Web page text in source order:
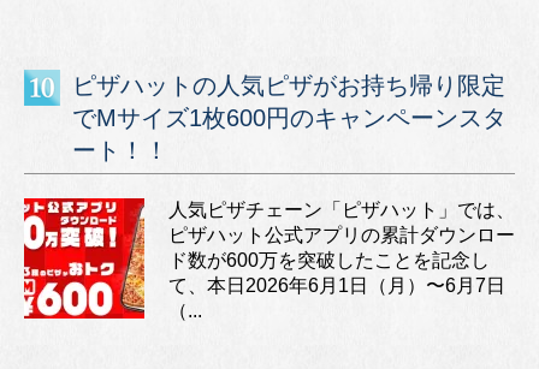
ピザハットの人気ピザがお持ち帰り限定
でMサイズ1枚600円のキャンペーンスタ
ート！！
人気ピザチェーン「ピザハット」では、
ピザハット公式アプリの累計ダウンロー
ド数が600万を突破したことを記念し
て、本日2026年6月1日（月）〜6月7日
（...